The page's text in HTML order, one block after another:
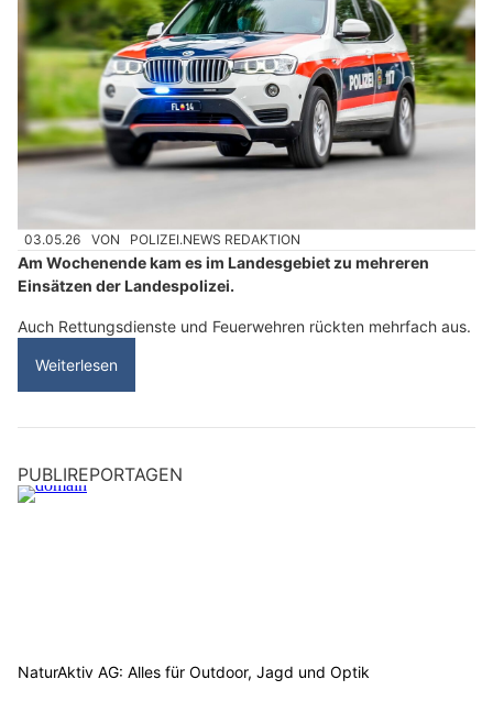
03.05.26 VON POLIZEI.NEWS REDAKTION
Am Wochenende kam es im Landesgebiet zu mehreren
Einsätzen der Landespolizei.
Auch Rettungsdienste und Feuerwehren rückten mehrfach aus.
Weiterlesen
PUBLIREPORTAGEN
NaturAktiv AG: Alles für Outdoor, Jagd und Optik